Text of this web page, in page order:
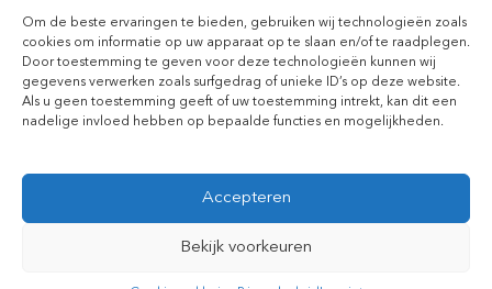
Om de beste ervaringen te bieden, gebruiken wij technologieën zoals
cookies om informatie op uw apparaat op te slaan en/of te raadplegen.
Door toestemming te geven voor deze technologieën kunnen wij
gegevens verwerken zoals surfgedrag of unieke ID’s op deze website.
Als u geen toestemming geeft of uw toestemming intrekt, kan dit een
nadelige invloed hebben op bepaalde functies en mogelijkheden.
Accepteren
Bekijk voorkeuren